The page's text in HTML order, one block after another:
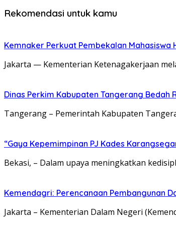
Rekomendasi untuk kamu
Kemnaker Perkuat Pembekalan
Jakarta — Kementerian Ketenagakerjaan
Dinas Perkim Kabupaten Tangerang Bedah
Tangerang – Pemerintah Kabupaten
“Gaya Kepemimpinan PJ Kades
Bekasi, – Dalam upaya meningkatkan
Kemendagri: Perencanaan Pembangunan
Jakarta – Kementerian Dalam Negeri